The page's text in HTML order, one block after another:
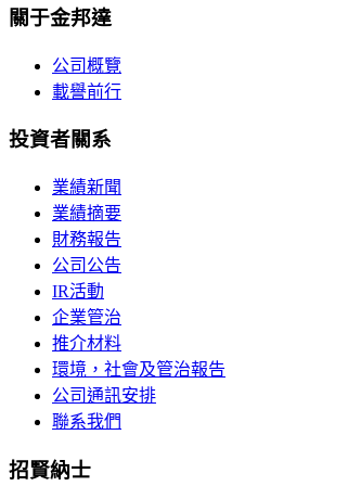
關于金邦達
公司概覽
載譽前行
投資者關系
業績新聞
業績摘要
財務報告
公司公告
IR活動
企業管治
推介材料
環境，社會及管治報告
公司通訊安排
聯系我們
招賢納士